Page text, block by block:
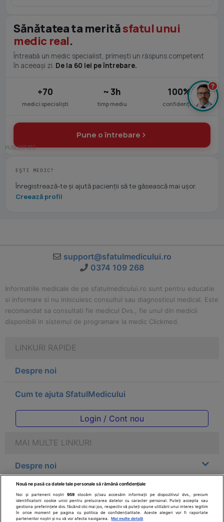
Sănătatea ta merităsfatul unui
medic real.
Întreabă un medic specialist, primești un răspuns competent
în aceeași zi. De la 60 lei pe întrebare.
+70
medici specialiști
~ 3h
timp mediu
100%
confidențial
Pune o întrebare
EȘTI MEDIC?
Înregistrează-te și ajută pacienții să te găsească mai ușor.
Creează profil
support@sfatulmedicului.ro
0374 109 268
Informatiile medicale de pe sfatulmedicului.ro sunt pentru educatie
si informare si nu inlocuiesc consultul sau diagnosticul medical. Este
recomandat sa consultati fie medicul Dvs., fie unul din medicii
disponibili in sistemul de programare la medic Clickmed.
LINKURI RAPIDE
Despre noi
Cum te ajuta SfatulMedicului
Login / Cont nou
MAI MULTE LINKURI
Despre noi
Legal
Drepturile consumatorului
?
Nouă ne pasă ca datele tale personale să rămână confidențiale
Noi și partenerii noștri959 stocăm și/sau accesăm informații pe dispozitivul dvs., precum
identificatorii cookie unici pentru prelucrarea datelor cu caracter personal. Puteți accepta sau
gestiona preferințele dvs. făcând clic mai jos, respectiv vă puteți opune utilizării unui interes legitim
în orice moment pe pagina cu politica de confidențialitate. Aceste alegeri vor fi raportate
partenerilor noștri și nu vă vor afecta navigarea.
Mai multe detalii